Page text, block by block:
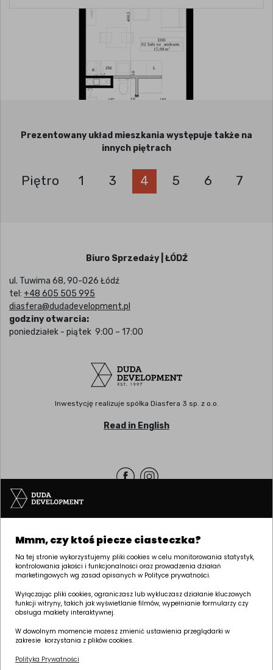
Prezentowany układ mieszkania występuje także na
innych piętrach
Piętro 1 3 4 5 6 7
Biuro Sprzedaży | ŁÓDŹ
ul. Tuwima 68, 90-026 Łódź
tel: +48 605 505 995
diasfera@dudadevelopment.pl
godziny otwarcia:
poniedziałek - piątek 9:00 – 17:00
Inwestycję realizuje spółka Diasfera 3 sp. z o.o.
Read in English
Siedziba | POZNAŃ
ul. Palacza 144, 60-278 Poznań
tel: +48 61 646 84 44
biuro@dudadevelopment.pl
marketing@dudadevelopment.pl
Mmm, czy ktoś piecze ciasteczka?
Na tej stronie wykorzystujemy pliki cookies w celu monitorowania statystyk,
kontrolowania jakości i funkcjonalności oraz prowadzenia działań
marketingowych wg zasad opisanych w Polityce prywatności.
Wyłączając pliki cookies, ograniczasz lub wykluczasz działanie kluczowych
funkcji witryny, takich jak wyświetlanie filmów, wypełnianie formularzy czy
obsługa makiety interaktywnej.
W dowolnym momencie możesz zmienić ustawienia przeglądarki w
zakresie korzystania z plików cookies.
Polityka Prywatności